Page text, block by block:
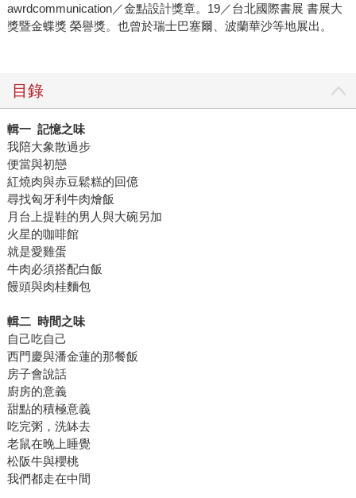
awrdcommunication／金點設計獎章。19／台北國際書展 書展大
獎暨金蝶獎 榮譽獎。也曾於瑞士巴塞爾、波蘭華沙等地展出。
目錄
輯一 記憶之味
我陪大象散過步
便當與初戀
紅燒肉與赤豆鬆糕的回億
尋找匈牙利牛肉燴飯
月台上提鞋的男人與大碗另加
火星的咖啡館
就是愛雞蛋
牛肉必須搭配白飯
饅頭與肉桂麵包
輯二 時間之味
自己吃自己
西門慶與潘金蓮的那餐飯
房子會說話
廚房的意義
甜點的積極意義
吃完粥，洗缽去
老鼠在晚上睡覺
松阪牛與櫻桃
我們都走在中間